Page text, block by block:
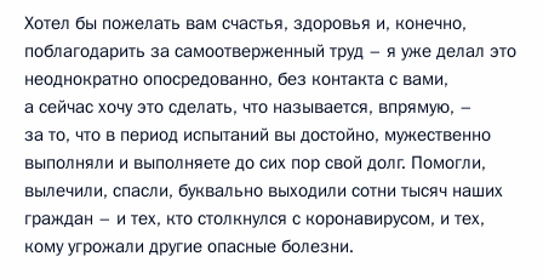
Хотел бы пожелать вам счастья, здоровья и, конечно,
поблагодарить за самоотверженный труд – я уже делал это
неоднократно опосредованно, без контакта с вами,
а сейчас хочу это сделать, что называется, впрямую, –
за то, что в период испытаний вы достойно, мужественно
выполняли и выполняете до сих пор свой долг. Помогли,
вылечили, спасли, буквально выходили сотни тысяч наших
граждан – и тех, кто столкнулся с коронавирусом, и тех,
кому угрожали другие опасные болезни.